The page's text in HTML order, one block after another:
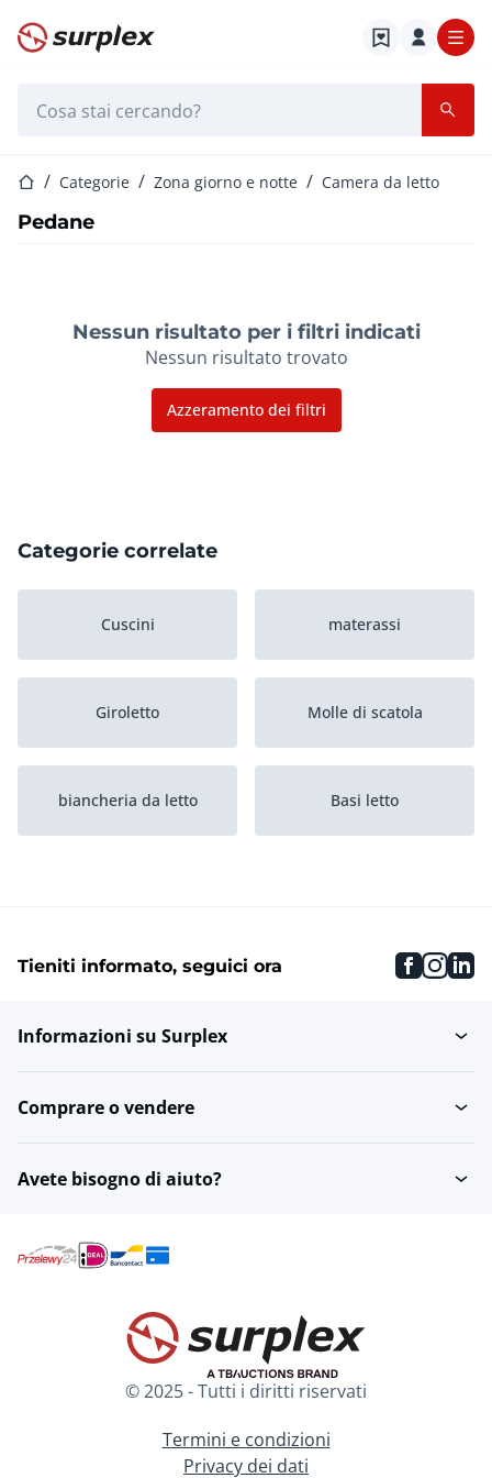
Home
Home Categorie Zona giorno e notte Camera da letto
Pedane
Nessun risultato per i filtri indicati
Nessun risultato trovato
Azzeramento dei filtri
Categorie correlate
Cuscini materassi
Giroletto Molle di scatola
biancheria da letto Basi letto
Tieniti informato, seguici ora
Informazioni su Surplex
Comprare o vendere
Avete bisogno di aiuto?
© 2025 - Tutti i diritti riservati
Termini e condizioni
Privacy dei dati